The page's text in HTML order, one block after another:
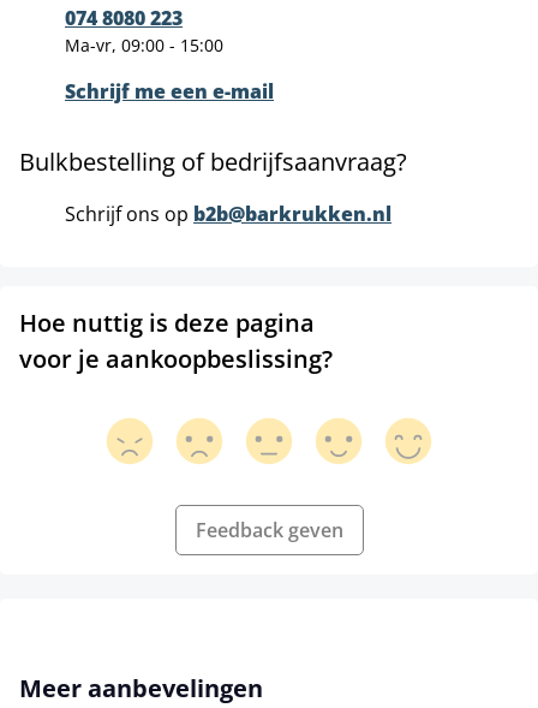
074 8080 223
Ma-vr, 09:00 - 15:00
Schrijf me een e-mail
Bulkbestelling of bedrijfsaanvraag?
Schrijf ons op b2b@barkrukken.nl
Hoe nuttig is deze pagina
voor je aankoopbeslissing?
Feedback geven
Productgalerij overslaan
Meer aanbevelingen